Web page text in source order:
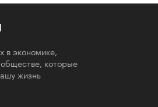
в экономике,
которые
жизнь